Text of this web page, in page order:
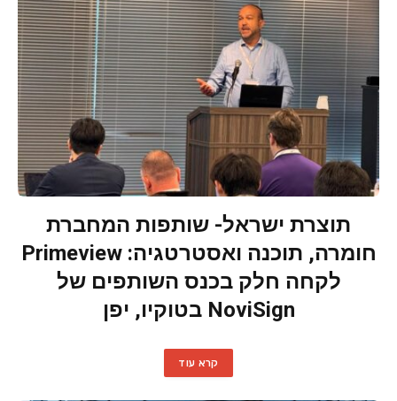
תוצרת ישראל- שותפות המחברת
חומרה, תוכנה ואסטרטגיה: Primeview
לקחה חלק בכנס השותפים של
NoviSign בטוקיו, יפן
קרא עוד